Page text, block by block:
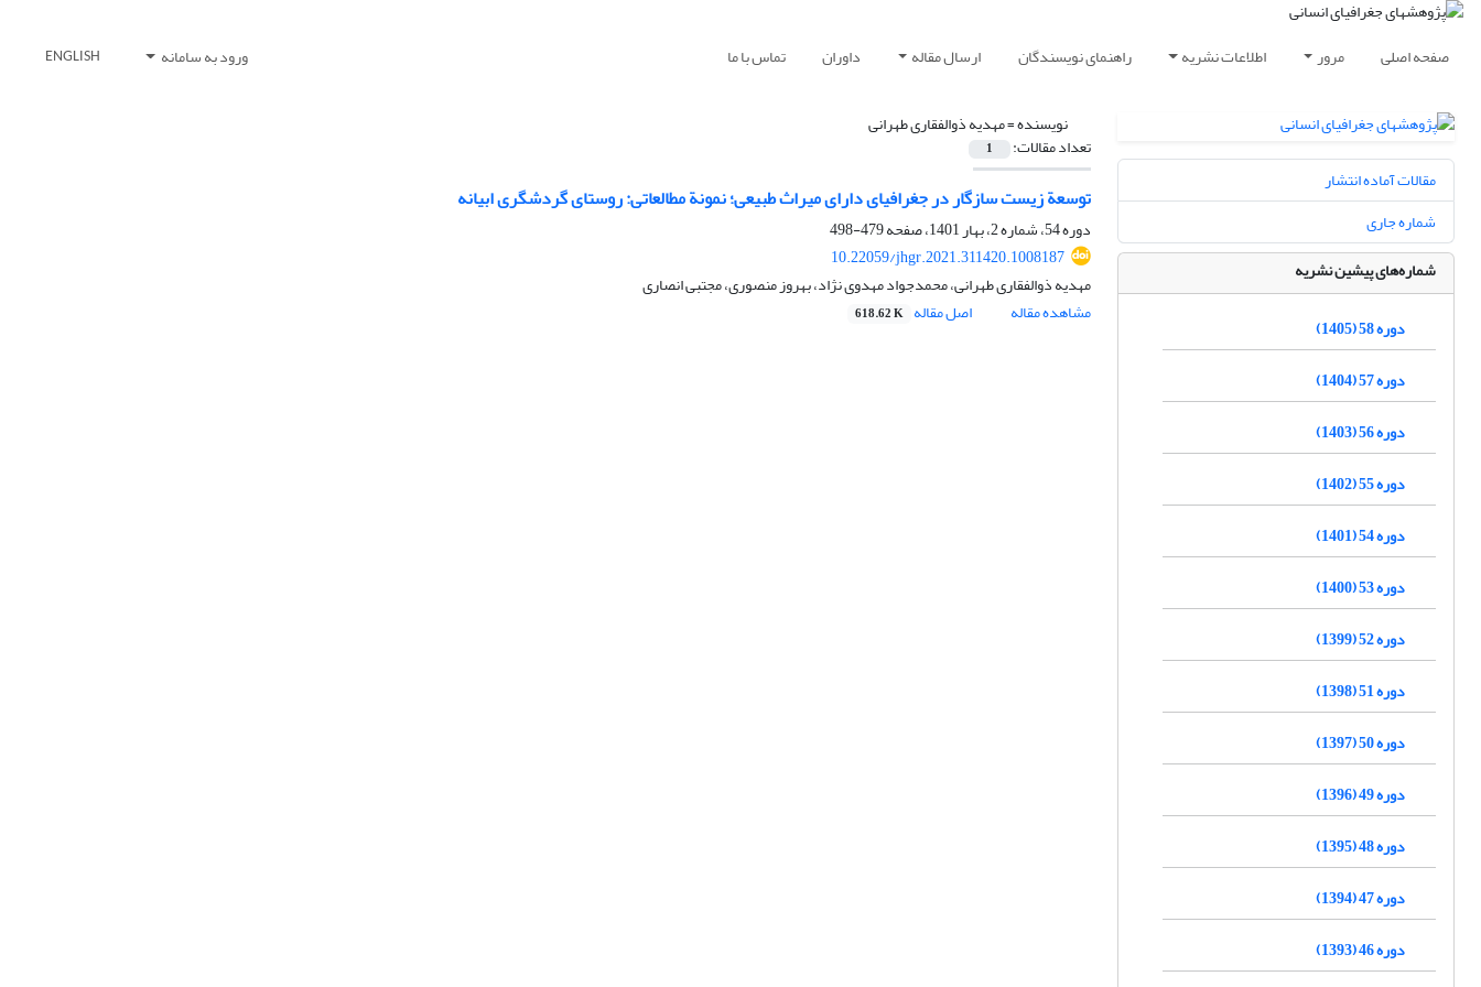
صفحه اصلی مرور اطلاعات نشریه راهنمای نویسندگان ارسال مقاله داوران تماس با ما ورود به سامانه ENGLISH
نویسنده =مهدیه ذوالفقاری طهرانی
تعداد مقالات: 1
توسعة زیست‏ سازگار در جغرافیای دارای میراث طبیعی؛ نمونة مطالعاتی: روستای گردشگری ابیانه
دوره 54، شماره 2، بهار 1401، صفحه
479-498
10.22059/jhgr.2021.311420.1008187
مهدیه ذوالفقاری طهرانی، محمدجواد مهدوی نژاد، بهروز منصوری، مجتبی انصاری
مشاهده مقاله
اصل مقاله 618.62 K
مقالات آماده انتشار
شماره جاری
شماره‌های پیشین نشریه
دوره 58 (1405)
دوره 57 (1404)
دوره 56 (1403)
دوره 55 (1402)
دوره 54 (1401)
دوره 53 (1400)
دوره 52 (1399)
دوره 51 (1398)
دوره 50 (1397)
دوره 49 (1396)
دوره 48 (1395)
دوره 47 (1394)
دوره 46 (1393)